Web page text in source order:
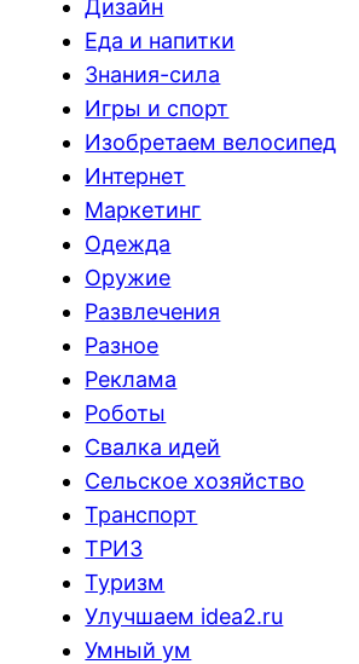
Дизайн
Еда и напитки
Знания-сила
Игры и спорт
Изобретаем велосипед
Интернет
Маркетинг
Одежда
Оружие
Развлечения
Разное
Реклама
Роботы
Свалка идей
Сельское хозяйство
Транспорт
ТРИЗ
Туризм
Улучшаем idea2.ru
Умный ум